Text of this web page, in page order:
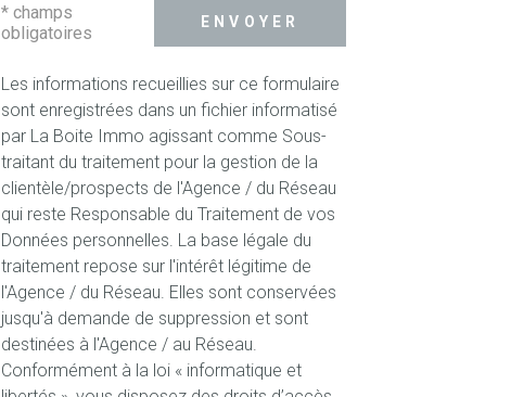
* champs
obligatoires
ENVOYER
Les informations recueillies sur ce formulaire
sont enregistrées dans un fichier informatisé
par La Boite Immo agissant comme Sous-
traitant du traitement pour la gestion de la
clientèle/prospects de l'Agence / du Réseau
qui reste Responsable du Traitement de vos
Données personnelles. La base légale du
traitement repose sur l'intérêt légitime de
l'Agence / du Réseau. Elles sont conservées
jusqu'à demande de suppression et sont
destinées à l'Agence / au Réseau.
Conformément à la loi « informatique et